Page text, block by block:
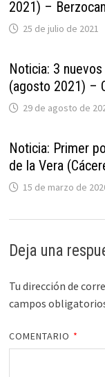
2021) –
25 de julio de 2021
Noticia: 3
(agosto 2021) –
29 de agosto de
Noticia: Primer
de la Vera
15 de marzo de
Deja una
Tu dirección de
campos
COMENTARIO *